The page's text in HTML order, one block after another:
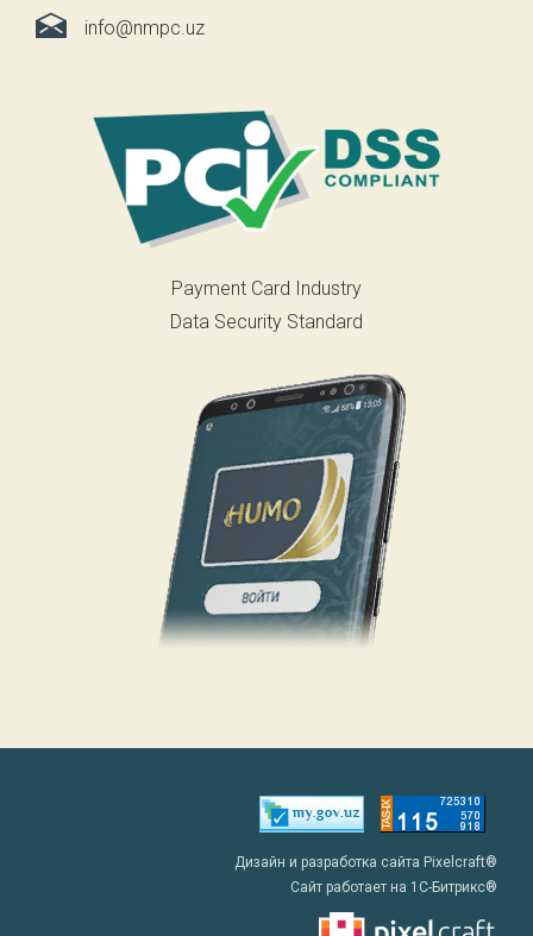
info@nmpc.uz
Payment Card Industry
Data Security Standard
Дизайн и разработка сайта Pixelcraft®
Сайт работает на 1C-Битрикс®